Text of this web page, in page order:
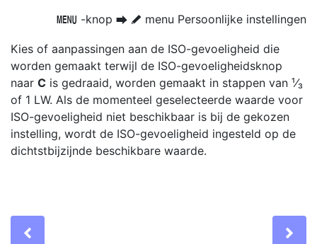
G -knop U A menu Persoonlijke instellingen
Kies of aanpassingen aan de ISO-gevoeligheid die
worden gemaakt terwijl de ISO-gevoeligheidsknop
naar C is gedraaid, worden gemaakt in stappen van ¹⁄₃
of 1 LW. Als de momenteel geselecteerde waarde voor
ISO-gevoeligheid niet beschikbaar is bij de gekozen
instelling, wordt de ISO-gevoeligheid ingesteld op de
dichtstbijzijnde beschikbare waarde.